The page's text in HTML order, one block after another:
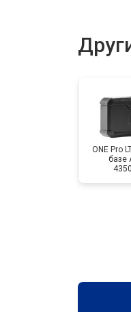
ONE Pro
базе